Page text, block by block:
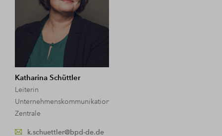
Katharina Schüttler
Leiterin
Unternehmenskommunikation
Zentrale
k.schuettler@bpd-de.de